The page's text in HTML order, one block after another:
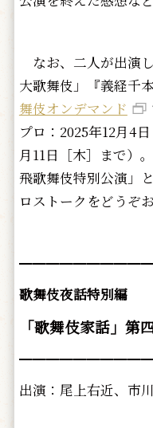
なお、二人が出演
大歌舞伎」『義経千
舞伎オンデマンド
プロ：2025年12月4
月11日［木］まで）
飛歌舞伎特別公演」
ロストークをどうぞ
歌舞伎夜話特別編
「歌舞伎家話」第
出演：尾上右近、市